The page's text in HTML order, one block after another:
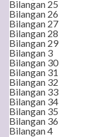
Bilangan 25
Bilangan 26
Bilangan 27
Bilangan 28
Bilangan 29
Bilangan 3
Bilangan 30
Bilangan 31
Bilangan 32
Bilangan 33
Bilangan 34
Bilangan 35
Bilangan 36
Bilangan 4